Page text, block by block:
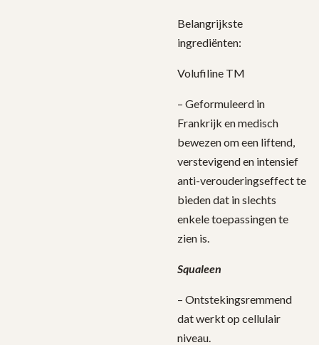
Belangrijkste
ingrediënten:
Volufiline TM
– Geformuleerd in
Frankrijk en medisch
bewezen om een ​​liftend,
verstevigend en intensief
anti-verouderingseffect te
bieden dat in slechts
enkele toepassingen te
zien is.
Squaleen
– Ontstekingsremmend
dat werkt op cellulair
niveau.